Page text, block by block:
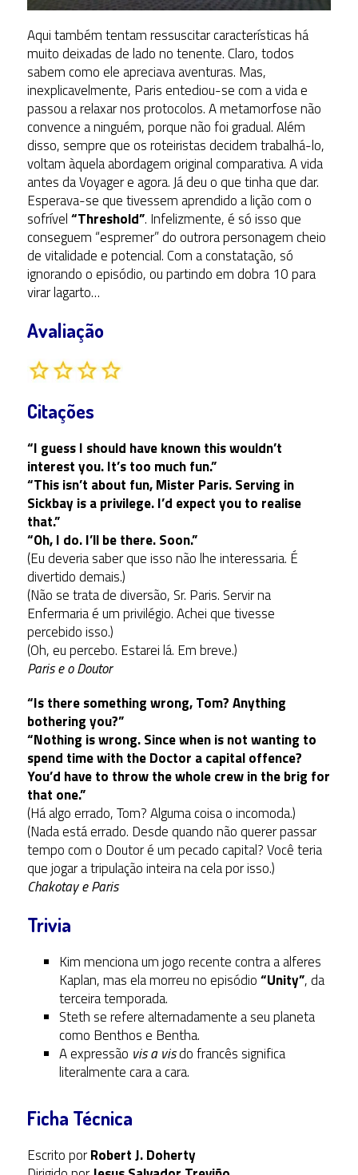
Aqui também tentam ressuscitar características há
muito deixadas de lado no tenente. Claro, todos
sabem como ele apreciava aventuras. Mas,
inexplicavelmente, Paris entediou-se com a vida e
passou a relaxar nos protocolos. A metamorfose não
convence a ninguém, porque não foi gradual. Além
disso, sempre que os roteiristas decidem trabalhá-lo,
voltam àquela abordagem original comparativa. A vida
antes da Voyager e agora. Já deu o que tinha que dar.
Esperava-se que tivessem aprendido a lição com o
sofrível“Threshold”. Infelizmente, é só isso que
conseguem “espremer” do outrora personagem cheio
de vitalidade e potencial. Com a constatação, só
ignorando o episódio, ou partindo em dobra 10 para
virar lagarto…
Avaliação
Citações
“I guess I should have known this wouldn’t
interest you. It’s too much fun.”
“This isn’t about fun, Mister Paris. Serving in
Sickbay is a privilege. I’d expect you to realise
that.”
“Oh, I do. I’ll be there. Soon.”
(Eu deveria saber que isso não lhe interessaria. É
divertido demais.)
(Não se trata de diversão, Sr. Paris. Servir na
Enfermaria é um privilégio. Achei que tivesse
percebido isso.)
(Oh, eu percebo. Estarei lá. Em breve.)
Paris e o Doutor
“Is there something wrong, Tom? Anything
bothering you?”
“Nothing is wrong. Since when is not wanting to
spend time with the Doctor a capital offence?
You’d have to throw the whole crew in the brig for
that one.”
(Há algo errado, Tom? Alguma coisa o incomoda.)
(Nada está errado. Desde quando não querer passar
tempo com o Doutor é um pecado capital? Você teria
que jogar a tripulação inteira na cela por isso.)
Chakotay e Paris
Trivia
Kim menciona um jogo recente contra a alferes
Kaplan, mas ela morreu no episódio“Unity”, da
terceira temporada.
Steth se refere alternadamente a seu planeta
como Benthos e Bentha.
A expressão vis a visdo francês significa
literalmente cara a cara.
Ficha Técnica
Escrito porRobert J. Doherty